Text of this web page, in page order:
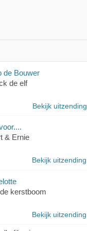
de Bouwer
de elf
Bekijk uitzending
& Ernie
Bekijk uitzending
kerstboom
Bekijk uitzending